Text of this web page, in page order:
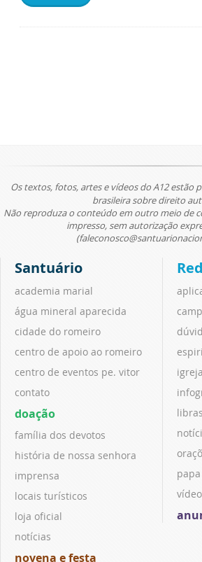
Os textos, fotos, artes e vídeos do A12 estão
brasileira sobre direito
Não reproduza o conteúdo em outro meio de
impresso, sem autorização
Santuário
academia marial
água mineral aparecida
cidade do romeiro
centro de apoio ao romeiro
centro de eventos pe. vitor
contato
doação
família dos devotos
história de nossa senhora
imprensa
locais turísticos
loja oficial
notícias
novena e festa
igreja
libras
papa